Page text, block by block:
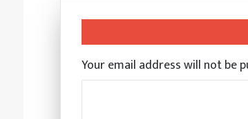
Your email address will not be